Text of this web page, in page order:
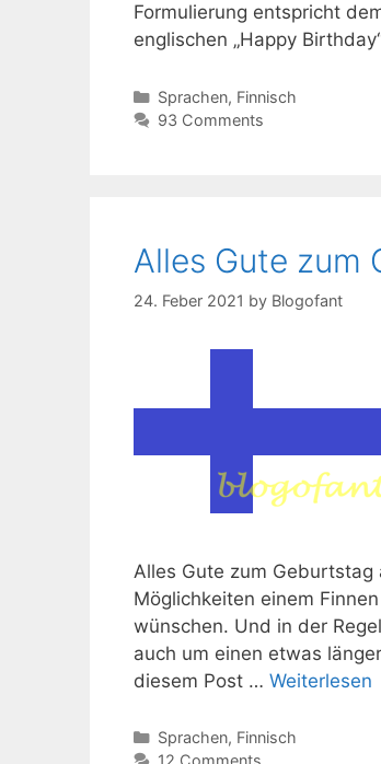
Formulierung entspricht
englischen „Happy
Kategorien
Sprachen, Finnisch
93 Comments
Alles Gute zum
24. Feber 2021 by Blogofant
Alles Gute zum
Möglichkeiten einem
wünschen. Und in der
auch um einen etwas
diesem Post … Weiterlesen
Kategorien
Sprachen, Finnisch